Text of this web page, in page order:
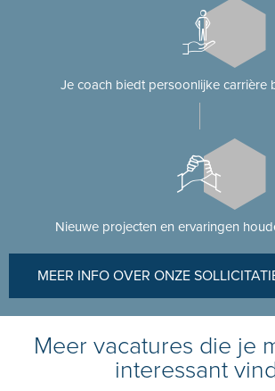
Je coach biedt persoonlijke carrière
Nieuwe projecten en ervaringen
MEER INFO OVER ONZE
Meer vacatures die je
interessant